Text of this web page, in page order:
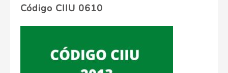
Código CIIU 0610